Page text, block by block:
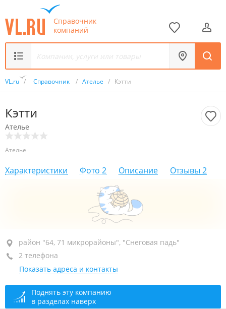
Справочник
компаний
VL.ru / Справочник / Ателье / Кэтти
Кэтти
Ателье
Ателье
Характеристики Фото 2 Описание Отзывы 2
район "64, 71 микрорайоны", ул. Нейбута, 88
ТЦ "Все Свое", 2-й этаж
+7 902 483-04-24
сегодня закрыто
район "64, 71 микрорайоны", "Снеговая падь"
2 телефона
Показать адреса и контакты
Поднять эту компанию
в разделах наверх